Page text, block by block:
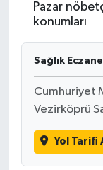
Pazar
konumları
Sağlık
Cumhuriyet
Vezirköprü
Yol Tarifi